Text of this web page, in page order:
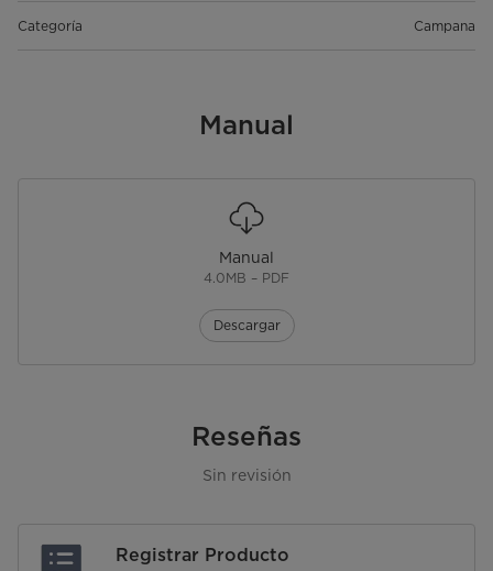
Categoría Campana
Manual
Manual
4.0MB – PDF
Descargar
Reseñas
Sin revisión
Registrar Producto